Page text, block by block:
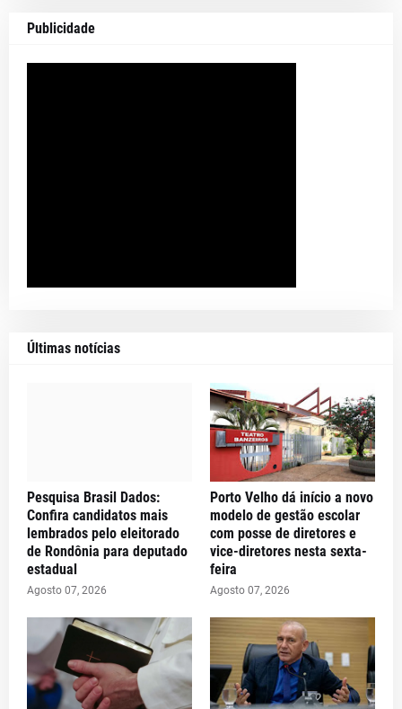
Publicidade
Últimas notícias
Pesquisa Brasil Dados:
Confira candidatos mais
lembrados pelo eleitorado
de Rondônia para deputado
estadual
Agosto 07, 2026
Porto Velho dá início a novo
modelo de gestão escolar
com posse de diretores e
vice-diretores nesta sexta-
feira
Agosto 07, 2026